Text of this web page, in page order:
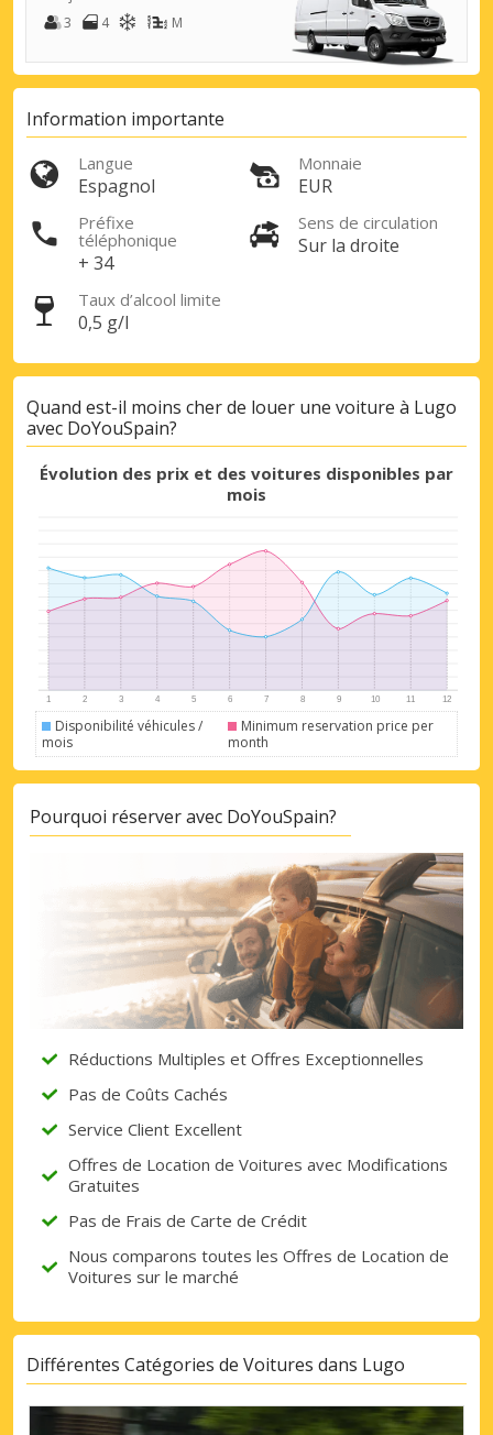
Promotions spéciales
Accédez à toutes vos réservations en un
seul endroit
3
4 M
Information importante
Langue
Espagnol
Monnaie
EUR
Préfixe
téléphonique
+ 34
Sens de circulation
Sur la droite
Taux d’alcool limite
0,5 g/l
Quand est-il moins cher de louer une voiture à Lugo
avec DoYouSpain?
Évolution des prix et des voitures disponibles par
mois
Disponibilité véhicules /
mois
Minimum reservation price per
month
Pourquoi réserver avec DoYouSpain?
Réductions Multiples et Offres Exceptionnelles
Pas de Coûts Cachés
Service Client Excellent
Offres de Location de Voitures avec Modifications
Gratuites
Pas de Frais de Carte de Crédit
Nous comparons toutes les Offres de Location de
Voitures sur le marché
Différentes Catégories de Voitures dans Lugo